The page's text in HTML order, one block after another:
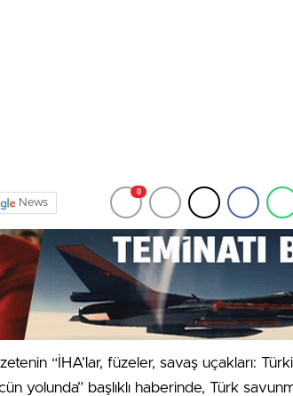
News
0
“İHA’lar, füzeler, savaş uçakları:
yolunda” başlıklı haberinde, Türk